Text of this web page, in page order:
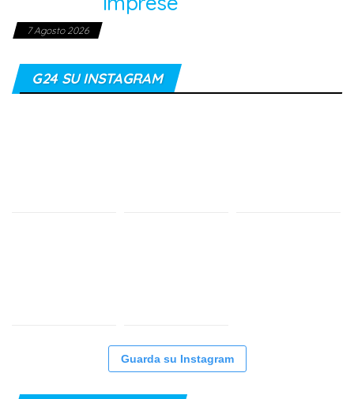
7 Agosto 2026
G24 SU INSTAGRAM
Guarda su Instagram